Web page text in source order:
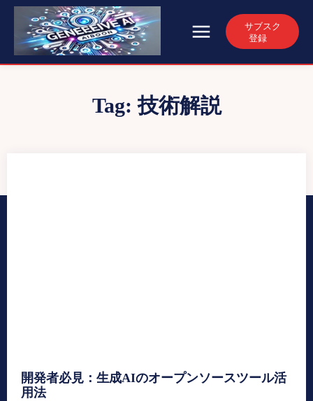
サブスク
登録
Tag:技術解説
開発者必見：生成AIのオープンソースツール活
用法